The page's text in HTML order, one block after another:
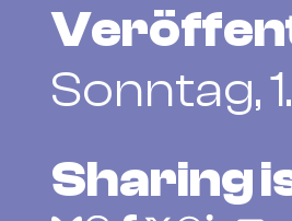
Sonntag,
Sharing